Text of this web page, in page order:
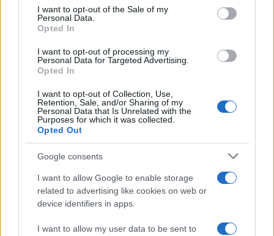
services and may gather and store information including but
not limited to your visit or usage behaviour. You may click to
grant or deny consent to Google and its third-party tags to
consent section.
I want to opt-out of the Sale of my
Personal Data.
Opted In
I want to opt-out of processing my
Personal Data for Targeted Advertising.
Opted In
I want to opt-out of Collection, Use,
Retention, Sale, and/or Sharing of my
Personal Data that Is Unrelated with the
Purposes for which it was collected.
Opted Out
Google consents
I want to allow Google to enable storage
related to advertising like cookies on web or
device identifiers in apps.
I want to allow my user data to be sent to